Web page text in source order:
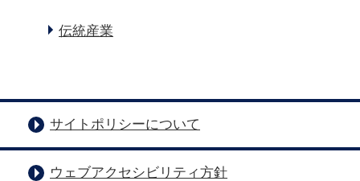
伝統産業
サイトポリシーについて
ウェブアクセシビリティ方針